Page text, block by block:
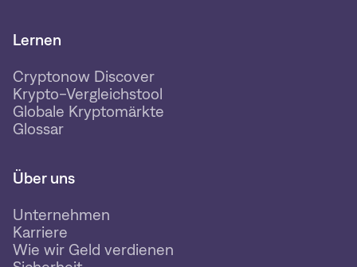
Lernen
Cryptonow Discover
Krypto-Vergleichstool
Globale Kryptomärkte
Glossar
Über uns
Unternehmen
Karriere
Wie wir Geld verdienen